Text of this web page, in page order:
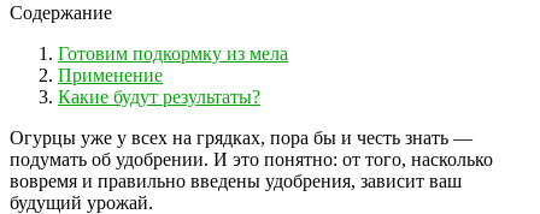
Содержание
Готовим подкормку из мела
Применение
Какие будут результаты?
Огурцы уже у всех на грядках, пора бы и честь знать —
подумать об удобрении. И это понятно: от того, насколько
вовремя и правильно введены удобрения, зависит ваш
будущий урожай.